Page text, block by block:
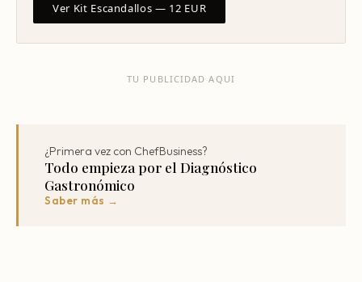
Ver Kit Escandallos — 12 EUR
TU PUBLICIDAD AQUI
¿Primera vez con ChefBusiness?
Todo empieza por el Diagnóstico
Gastronómico
Saber más →